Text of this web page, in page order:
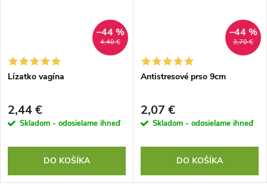
4,40 €
–44 %
Lízatko vagína
2,44 €
Skladom - odosielame ihneď
DO KOŠÍKA
3,70 €
–44 %
Antistresové prso 9cm
2,07 €
Skladom - odosielame ihneď
DO KOŠÍKA